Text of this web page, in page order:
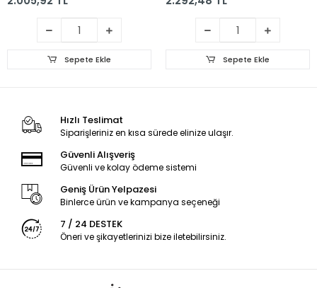
Sepete Ekle Sepete Ekle
Hızlı Teslimat
Siparişleriniz en kısa sürede elinize ulaşır.
Güvenli Alışveriş
Güvenli ve kolay ödeme sistemi
Geniş Ürün Yelpazesi
Binlerce ürün ve kampanya seçeneği
7 / 24 DESTEK
Öneri ve şikayetlerinizi bize iletebilirsiniz.